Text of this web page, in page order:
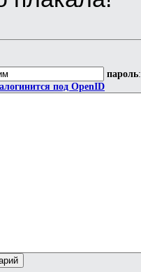
пароль:
под OpenID